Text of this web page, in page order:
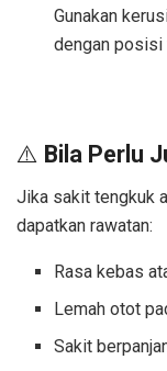
Gunakan
dengan posisi
⚠️ Bila Perlu
Jika sakit tengkuk
dapatkan rawatan:
Rasa kebas
Lemah otot
Sakit